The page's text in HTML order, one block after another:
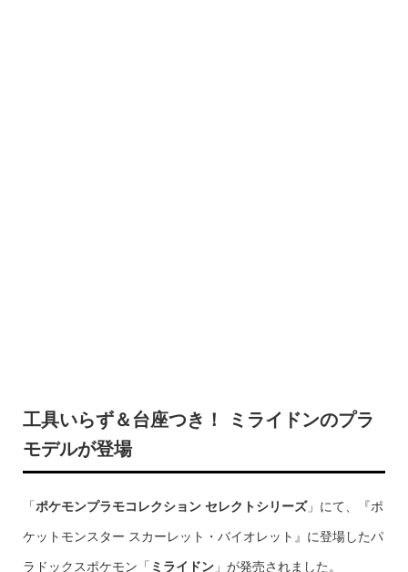
工具いらず＆台座つき！ ミライドンのプラ
モデルが登場
「ポケモンプラモコレクション セレクトシリーズ」にて、『ポ
ケットモンスター スカーレット・バイオレット』に登場したパ
ラドックスポケモン「 ミライドン」が発売されました。